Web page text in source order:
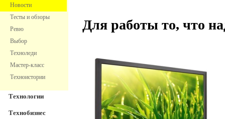
Новости
Тесты и обзоры
Ревю
Выбор
Техноледи
Мастер-класс
Техноистории
Технологии
Технобизнес
Для работы то, что